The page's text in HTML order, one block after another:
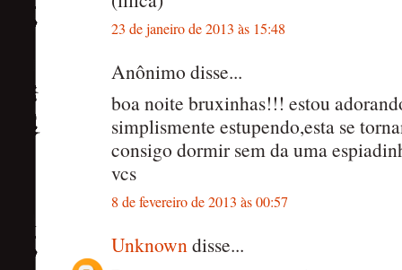
23 de janeiro de 2013 às 15:48
Anônimo disse...
boa noite bruxinhas!!! estou
simplismente estupendo,esta se
consigo dormir sem da uma
vcs
8 de fevereiro de 2013 às 00:57
Unknowndisse...